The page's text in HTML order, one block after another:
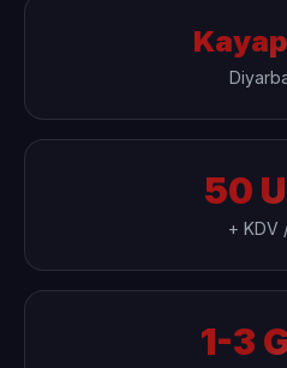
50
+ KDV
1-3